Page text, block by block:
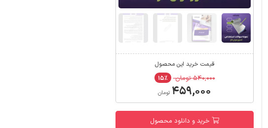
قیمت خرید این محصول
۵۴۰,۰۰۰ تومان ۱۵٪
۴۵۹,۰۰۰ تومان
خرید و دانلود محصول